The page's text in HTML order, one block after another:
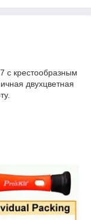
c крестообразным
двухцветная